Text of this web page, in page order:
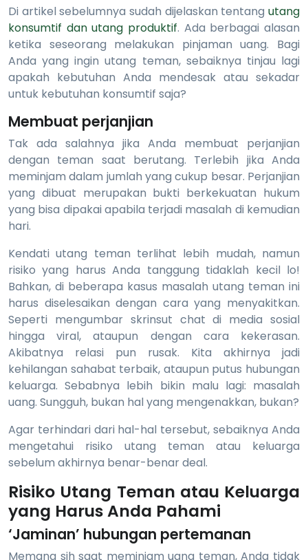
Di artikel sebelumnya sudah dijelaskan tentang utang
konsumtif dan utang produktif. Ada berbagai alasan
ketika seseorang melakukan pinjaman uang. Bagi
Anda yang ingin utang teman, sebaiknya tinjau lagi
apakah kebutuhan Anda mendesak atau sekadar
untuk kebutuhan konsumtif saja?
Membuat perjanjian
Tak ada salahnya jika Anda membuat perjanjian
dengan teman saat berutang. Terlebih jika Anda
meminjam dalam jumlah yang cukup besar. Perjanjian
yang dibuat merupakan bukti berkekuatan hukum
yang bisa dipakai apabila terjadi masalah di kemudian
hari.
Kendati utang teman terlihat lebih mudah, namun
risiko yang harus Anda tanggung tidaklah kecil lo!
Bahkan, di beberapa kasus masalah utang teman ini
harus diselesaikan dengan cara yang menyakitkan.
Seperti mengumbar skrinsut chat di media sosial
hingga viral, ataupun dengan cara kekerasan.
Akibatnya relasi pun rusak. Kita akhirnya jadi
kehilangan sahabat terbaik, ataupun putus hubungan
keluarga. Sebabnya lebih bikin malu lagi: masalah
uang. Sungguh, bukan hal yang mengenakkan, bukan?
Agar terhindari dari hal-hal tersebut, sebaiknya Anda
mengetahui risiko utang teman atau keluarga
sebelum akhirnya benar-benar deal.
Risiko Utang Teman atau Keluarga
yang Harus Anda Pahami
‘Jaminan’ hubungan pertemanan
Memang sih saat meminjam uang teman, Anda tidak